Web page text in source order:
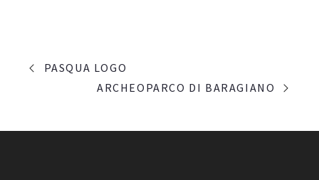
PORTFOLIO
NAVIGATION
PASQUA LOGO
ARCHEOPARCO DI BARAGIANO